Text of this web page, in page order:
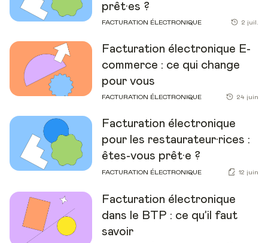
prêt·es ?
FACTURATION ÉLECTRONIQUE 2 juil.
Facturation électronique E-
commerce : ce qui change
pour vous
FACTURATION ÉLECTRONIQUE 24 juin
Facturation électronique
pour les restaurateur·rices :
êtes-vous prêt·e ?
FACTURATION ÉLECTRONIQUE 12 juin
Facturation électronique
dans le BTP : ce qu’il faut
savoir